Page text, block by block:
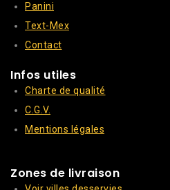
Panini
Text-Mex
Contact
Infos utiles
Charte de qualité
C.G.V.
Mentions légales
Zones de livraison